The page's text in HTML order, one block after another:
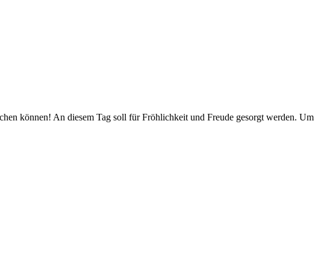
können! An diesem Tag soll für Fröhlichkeit und Freude gesorgt werden. Um